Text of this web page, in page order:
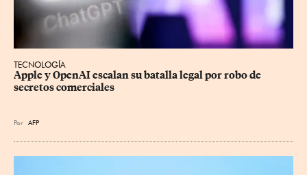
TECNOLOGÍA
Apple y OpenAI escalan su batalla legal por robo de
secretos comerciales
Por AFP